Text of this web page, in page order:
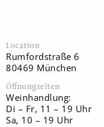
Location
Rumfordstraße 6
80469 München
Öffnungzeiten
Weinhandlung:
Di – Fr, 11 – 19 Uhr
Sa, 10 – 19 Uhr